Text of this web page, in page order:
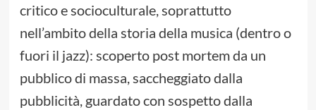
critico e socioculturale, soprattutto
nell’ambito della storia della musica (dentro o
fuori il jazz): scoperto post mortem da un
pubblico di massa, saccheggiato dalla
pubblicità, guardato con sospetto dalla